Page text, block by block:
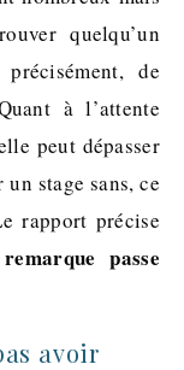
quelqu’un
de
à l’attente
peut dépasser
stage sans, ce
rapport précise
passe
avoir